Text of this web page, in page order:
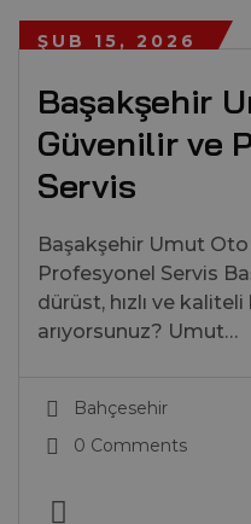
ŞUB 15, 2026
Başakşehir
Güvenilir ve
Servis
Başakşehir Umut
Profesyonel Servis
dürüst, hızlı ve
arıyorsunuz? Umut…
Bahçesehir
0 Comments